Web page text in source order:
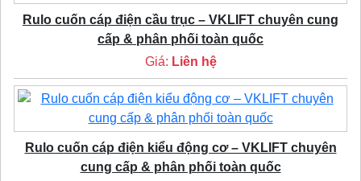
Rulo cuốn cáp điện cầu trục – VKLIFT chuyên cung
cấp & phân phối toàn quốc
Giá: Liên hệ
Rulo cuốn cáp điện kiểu động cơ – VKLIFT chuyên
cung cấp & phân phối toàn quốc